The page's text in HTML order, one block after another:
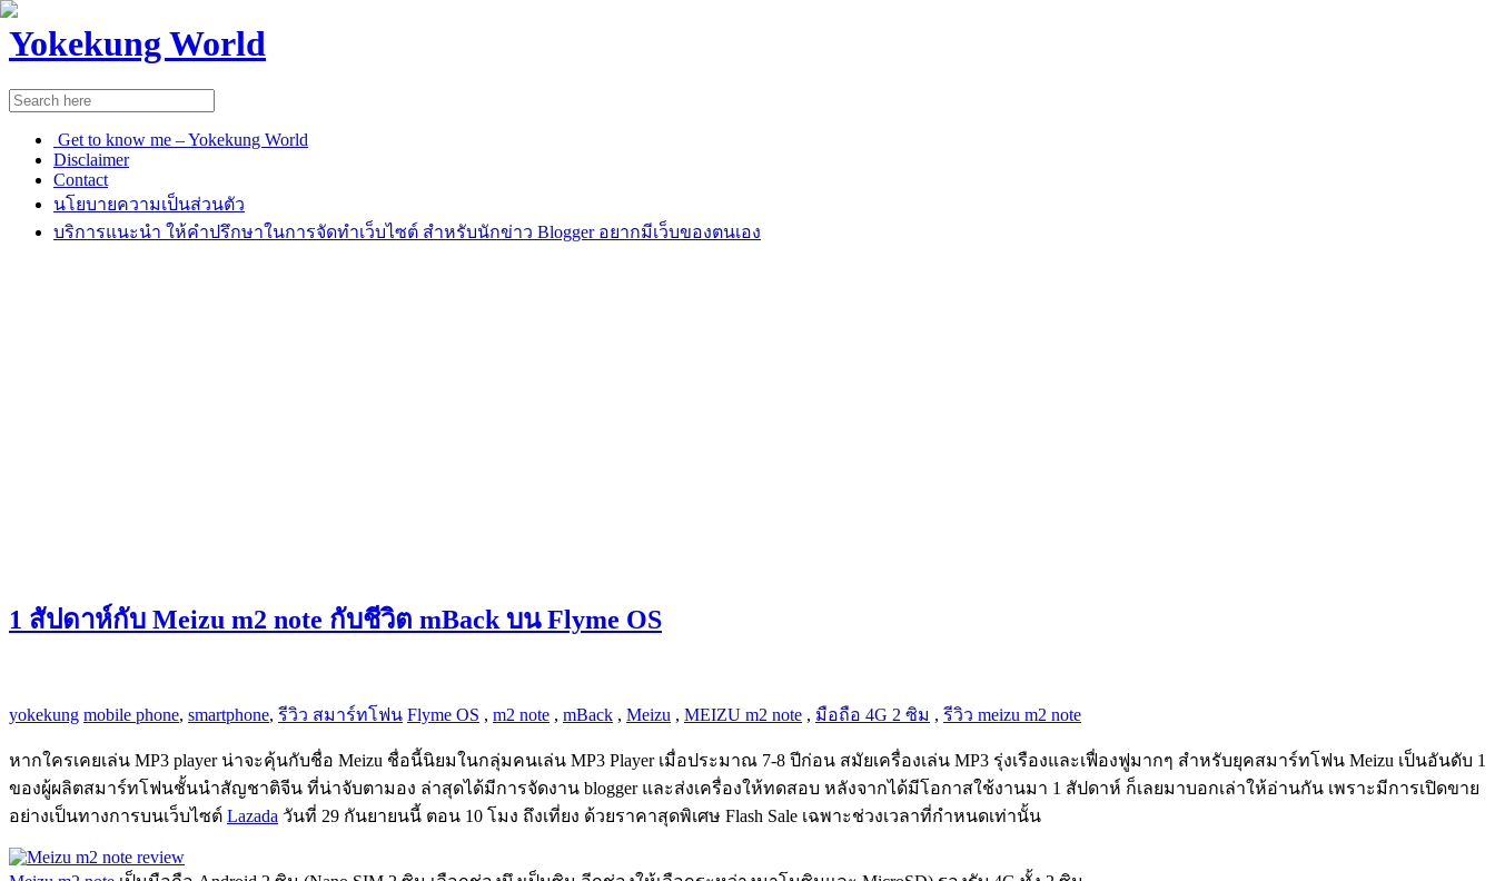
Yokekung World
Get to know me – Yokekung World
Disclaimer
Contact
นโยบายความเป็นส่วนตัว
บริการแนะนำ ให้คำปรึกษาในการจัดทำเว็บไซต์ สำหรับนักข่าว Blogger อยากมีเว็บของตนเอง
1 สัปดาห์กับ Meizu m2 note กับชีวิต mBack บน Flyme OS
yokekung mobile phone, smartphone, รีวิว สมาร์ทโฟน Flyme OS , m2 note , mBack , Meizu , MEIZU m2 note , มือถือ 4G 2 ซิม , รีวิว meizu m2 note
หากใครเคยเล่น MP3 player น่าจะคุ้นกับชื่อ Meizu ชื่อนี้นิยมในกลุ่มคนเล่น MP3 Player เมื่อประมาณ 7-8 ปีก่อน สมัยเครื่องเล่น MP3 รุ่งเรืองและเฟื่องฟูมากๆ สำหรับยุคสมาร์ทโฟน Meizu เป็นอันดับ 1
ของผู้ผลิตสมาร์ทโฟนชั้นนำสัญชาติจีน ที่น่าจับตามอง ล่าสุดได้มีการจัดงาน blogger และส่งเครื่องให้ทดสอบ หลังจากได้มีโอกาสใช้งานมา 1 สัปดาห์ ก็เลยมาบอกเล่าให้อ่านกัน เพราะมีการเปิดขาย
อย่างเป็นทางการบนเว็บไซต์ Lazada วันที่ 29 กันยายนนี้ ตอน 10 โมง ถึงเที่ยง ด้วยราคาสุดพิเศษ Flash Sale เฉพาะช่วงเวลาที่กำหนดเท่านั้น